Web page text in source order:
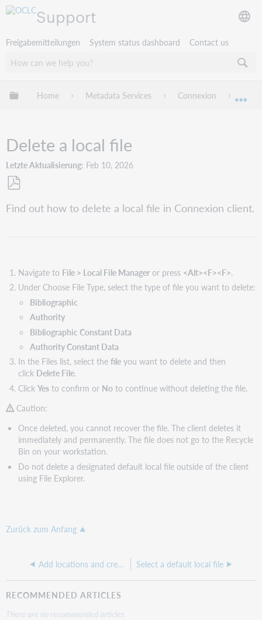
Support
Freigabemitteilungen System status dashboard Contact us
Globale Hierarchie expandieren/verbergen
Home Metadata Services Connexion
Delete a local file
Letzte Aktualisierung Feb 10, 2026
PDF
Find out how to delete a local file in Connexion client.
Navigate to File > Local File Manageror press <Alt><F><F>.
Under Choose File Type, select the type of file you want to delete:
Bibliographic
Authority
Bibliographic Constant Data
Authority Constant Data
In the Files list, select the fileyou want to delete and then
click Delete File.
Click Yesto confirm or Noto continue without deleting the file.
Caution:
Once deleted, you cannot recover the file. The client deletes it
immediately and permanently. The file does not go to the Recycle
Bin on your workstation.
Do not delete a designated default local file outside of the client
using File Explorer.
Zurück zum Anfang
Add locations and create local files Select a default local file
RECOMMENDED ARTICLES
There are no recommended articles.